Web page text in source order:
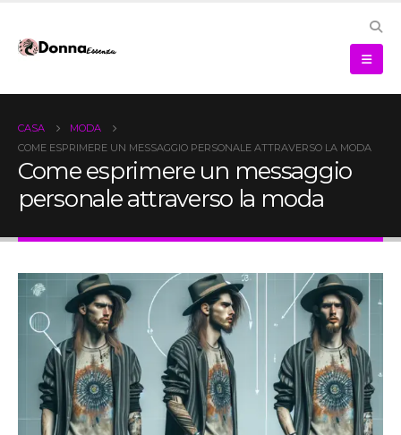
CASA
MODA
COME ESPRIMERE UN MESSAGGIO PERSONALE ATTRAVERSO LA MODA
Come esprimere un messaggio
personale attraverso la moda